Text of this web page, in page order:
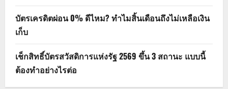
บัตรเครดิตผ่อน 0% ดีไหม? ทำไมสิ้นเดือนถึงไม่เหลือเงิน
เก็บ
เช็กสิทธิ์บัตรสวัสดิการแห่งรัฐ 2569 ขึ้น 3 สถานะ แบบนี้
ต้องทำอย่างไรต่อ